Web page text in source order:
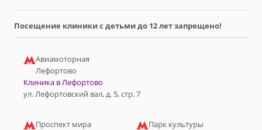
Посещение клиники с детьми до 12 лет запрещено!
Авиамоторная
Лефортово
Клиника в Лефортово
ул. Лефортовский вал, д. 5, стр. 7
Проспект мира
Парк культуры